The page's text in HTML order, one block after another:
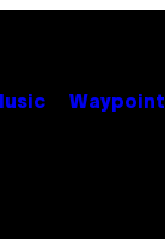
Waypoint